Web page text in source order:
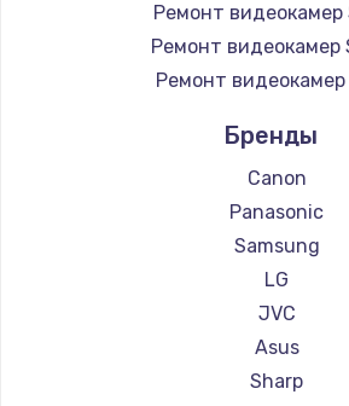
Ремонт видеокамер
Ремонт видеокамер
Ремонт видеокамер
Бренды
Canon
Panasonic
Samsung
LG
JVC
Asus
Sharp